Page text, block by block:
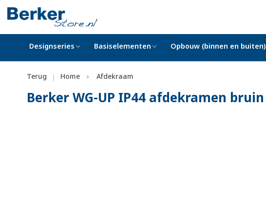
Designseries Basiselementen Opbouw (binnen en buiten)
Terug | Home Afdekraam
Berker WG-UP IP44 afdekramen bruin